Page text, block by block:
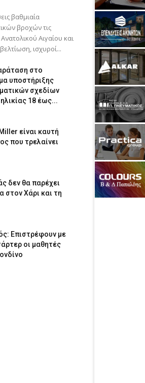
βαθμιαία
βροχών τις
Αιγαίου και
ισχυροί...
στο
υποστήριξης
σχεδίων
18 έως...
είναι καυτή
που τρελαίνει
δεν θα παρέχει
στον Χάρι και τη
Επιστρέφουν με
οι μαθητές